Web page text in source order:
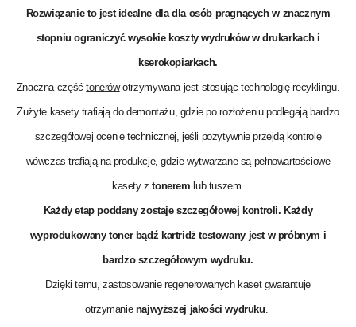
Rozwiązanie to jest idealne dla dla osób pragnących w znacznym
stopniu ograniczyć wysokie koszty wydruków w drukarkach i
kserokopiarkach.
Znaczna częśćtonerówotrzymywana jest stosując technologię recyklingu.
Zużyte kasety trafiają do demontażu, gdzie po rozłożeniu podlegają bardzo
szczegółowej ocenie technicznej, jeśli pozytywnie przejdą kontrolę
wówczas trafiają na produkcje, gdzie wytwarzane są pełnowartościowe
kasety z tonerem lub tuszem.
Każdy etap poddany zostaje szczegółowej kontroli. Każdy
wyprodukowany toner bądź kartridż testowany jest w próbnym i
bardzo szczegółowym wydruku.
Dzięki temu, zastosowanie regenerowanych kaset gwarantuje
otrzymanie najwyższej jakości wydruku.